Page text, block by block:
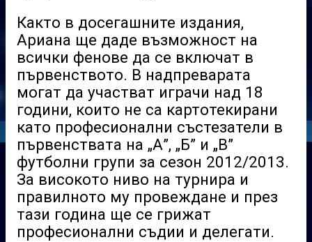
Както в досегашните издания,
Ариана ще даде възможност на
всички фенове да се включат в
първенството. В надпреварата
могат да участват играчи над 18
години, които не са картотекирани
като професионални състезатели в
първенствата на „А”, „Б” и „В”
футболни групи за сезон 2012/2013.
За високото ниво на турнира и
правилното му провеждане и през
тази година ще се грижат
професионални съдии и делегати.